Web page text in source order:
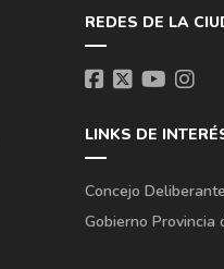
REDES DE LA
LINKS DE
Concejo Deliberante
Gobierno Provincia